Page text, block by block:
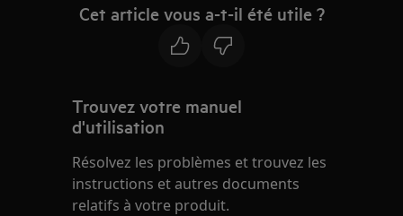
Cet article vous a-t-il été utile ?
Trouvez votre manuel
d'utilisation
Résolvez les problèmes et trouvez les
instructions et autres documents
relatifs à votre produit.